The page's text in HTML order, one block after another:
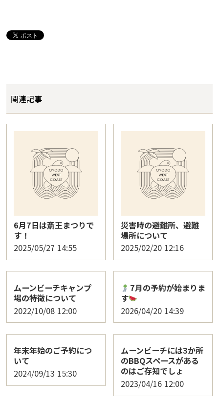
関連記事
6月7日は斎王まつりで
す！
2025/05/27 14:55
災害時の避難所、避難
場所について
2025/02/20 12:16
ムーンビーチキャンプ
場の特徴について
2022/10/08 12:00
7月の予約が始まりま
す
2026/04/20 14:39
年末年始のご予約につ
いて
2024/09/13 15:30
ムーンビーチには3か所
のBBQスペースがある
のはご存知でしょ
2023/04/16 12:00